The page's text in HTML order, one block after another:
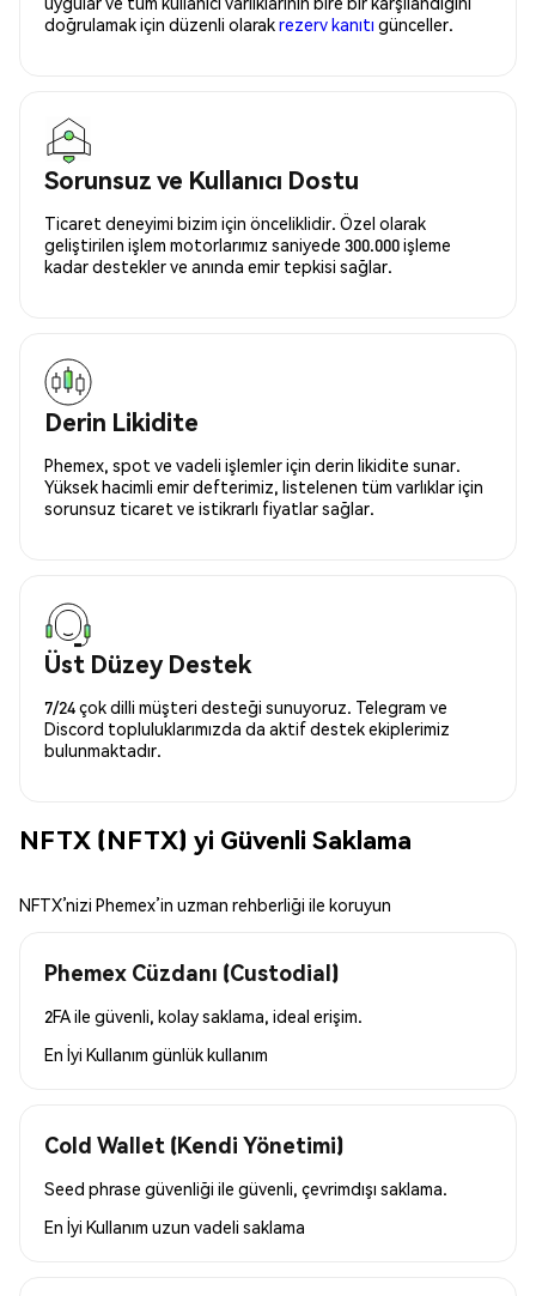
doğrulamak için düzenli olarakrezerv kanıtı günceller.
Sorunsuz ve Kullanıcı Dostu
Ticaret deneyimi bizim için önceliklidir. Özel olarak
geliştirilen işlem motorlarımız saniyede 300.000 işleme
kadar destekler ve anında emir tepkisi sağlar.
Derin Likidite
Phemex, spot ve vadeli işlemler için derin likidite sunar.
Yüksek hacimli emir defterimiz, listelenen tüm varlıklar için
sorunsuz ticaret ve istikrarlı fiyatlar sağlar.
Üst Düzey Destek
7/24 çok dilli müşteri desteği sunuyoruz. Telegram ve
Discord topluluklarımızda da aktif destek ekiplerimiz
bulunmaktadır.
NFTX (NFTX) yi Güvenli Saklama
NFTX’nizi Phemex’in uzman rehberliği ile koruyun
Phemex Cüzdanı (Custodial)
2FA ile güvenli, kolay saklama, ideal erişim.
En İyi Kullanım günlük kullanım
Cold Wallet (Kendi Yönetimi)
Seed phrase güvenliği ile güvenli, çevrimdışı saklama.
En İyi Kullanım uzun vadeli saklama